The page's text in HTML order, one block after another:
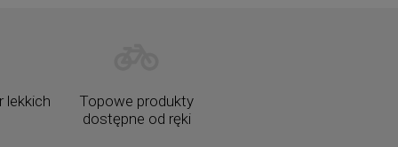
lekkich
Topowe produkty
dostępne od ręki